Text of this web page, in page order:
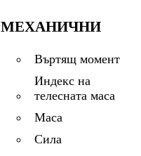
МЕХАНИЧНИ
Въртящ момент
Индекс на
телесната маса
Маса
Сила